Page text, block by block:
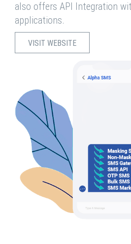
also offers API Integration
applications.
VISIT WEBSITE